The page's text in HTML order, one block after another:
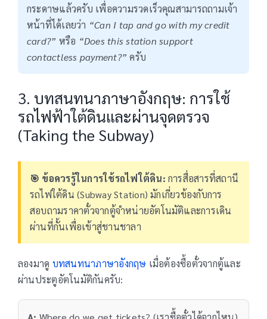
กระดาษแล้วครับ เพื่อความรวดเร็วคุณสามารถถามเจ้า
หน้าที่ได้เลยว่า “Can I tap and go with my credit
card?” หรือ “Does this station support
contactless payment?” ครับ
3. บทสนทนาภาษาอังกฤษ: การใช้
รถไฟฟ้าใต้ดินและผ่านจุดตรวจ
(Taking the Subway)
🎯 ข้อควรรู้ในการใช้รถไฟใต้ดิน: การสื่อสารที่สถานี
รถไฟใต้ดิน (Subway Station) มักเกี่ยวข้องกับการ
สอบถามราคาตั๋วจากตู้จำหน่ายอัตโนมัติและการเดิน
ผ่านที่กั้นเพื่อเข้าสู่ชานชาลา
ลองมาดู บทสนทนาภาษาอังกฤษ เมื่อต้องซื้อตั๋วจากตู้และ
ผ่านประตูอัตโนมัติกันครับ: